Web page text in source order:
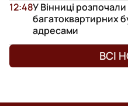
У Вінниці
багатоквартирних
адресами
12:48
ВСІ